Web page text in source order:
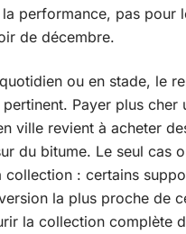
performance, pas pour
de décembre.
ou en stade, le
Payer plus cher
ville revient à acheter
du bitume. Le seul cas
collection : certains
la plus proche de
la collection complète